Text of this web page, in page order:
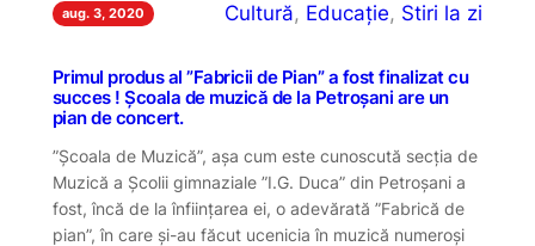
aug. 3, 2020 Cultură, Educație, Stiri la zi
Primul produs al ”Fabricii de Pian” a fost finalizat cu
succes ! Școala de muzică de la Petroșani are un
pian de concert.
”Școala de Muzică”, așa cum este cunoscută secția de
Muzică a Școlii gimnaziale ”I.G. Duca” din Petroșani a
fost, încă de la înființarea ei, o adevărată ”Fabrică de
pian”, în care și-au făcut ucenicia în muzică numeroși